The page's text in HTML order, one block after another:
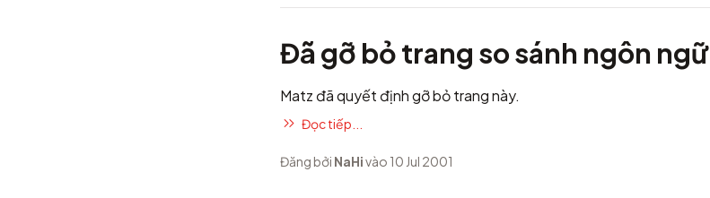
Đã gỡ bỏ trang so sánh ngôn ngữ
Matz đã quyết định gỡ bỏ trang này.
Đọc tiếp...
Đăng bởi NaHivào 10 Jul 2001